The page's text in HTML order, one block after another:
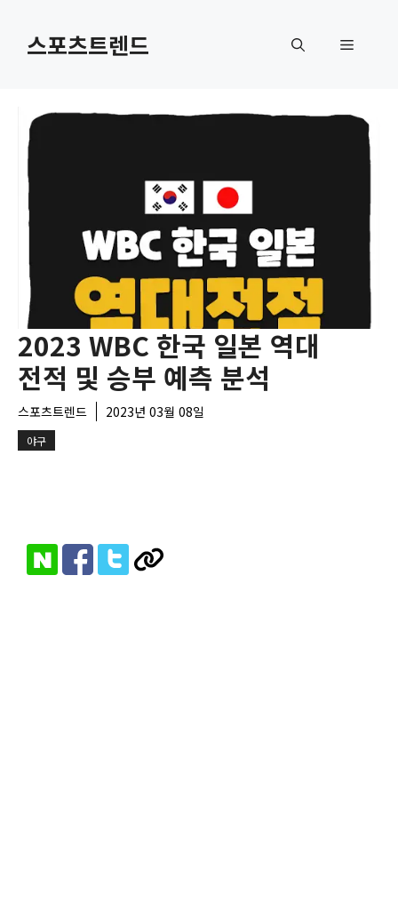
스포츠트렌드 메
2023 WBC 한국 일본 역대
전적 및 승부 예측 분석
스포츠트렌드 2023년 03월 08일
야구